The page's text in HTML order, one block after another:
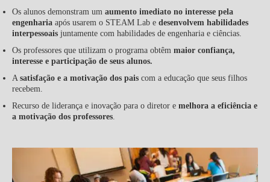
Os alunos demonstram um aumento imediato no interesse pela
engenharia após usarem o STEAM Lab e desenvolvem habilidades
interpessoais juntamente com habilidades de engenharia e ciências.
Os professores que utilizam o programa obtêm maior confiança,
interesse e participação de seus alunos.
A satisfação e a motivação dos pais com a educação que seus filhos
recebem.
Recurso de liderança e inovação para o diretor e melhora a eficiência e
a motivação dos professores